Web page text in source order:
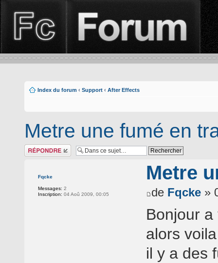
Index du forum ‹ Support ‹ After Effects
Metre une fumé en
Répondre
Fqcke
Messages: 2
Inscription: 04 Aoû 2009, 00:05
Metre
de Fqcke »
Bonjour a
alors
il y a des